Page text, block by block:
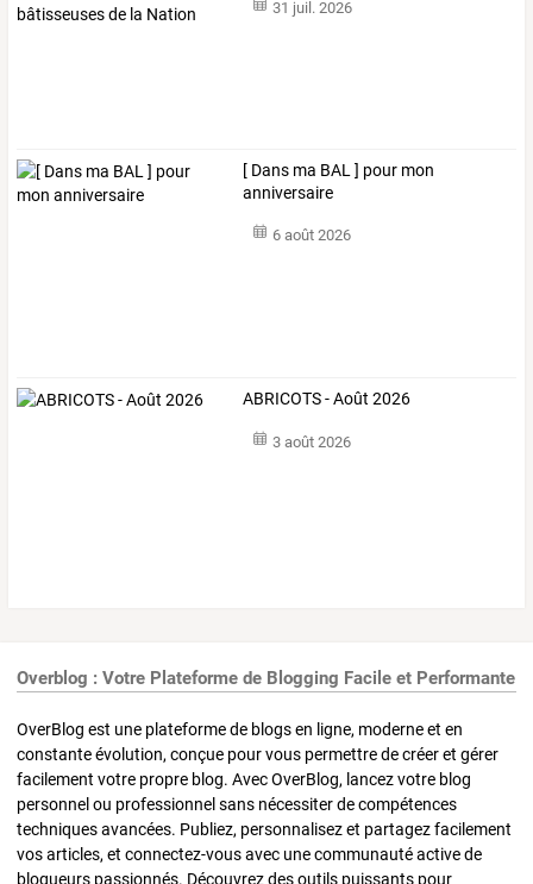
31 juil. 2026
[ Dans ma BAL ] pour mon
anniversaire
6 août 2026
ABRICOTS - Août 2026
3 août 2026
Overblog : Votre Plateforme de Blogging Facile et Performante
OverBlog est une plateforme de blogs en ligne, moderne et en
constante évolution, conçue pour vous permettre de créer et gérer
facilement votre propre blog. Avec OverBlog, lancez votre blog
personnel ou professionnel sans nécessiter de compétences
techniques avancées. Publiez, personnalisez et partagez facilement
vos articles, et connectez-vous avec une communauté active de
blogueurs passionnés. Découvrez des outils puissants pour